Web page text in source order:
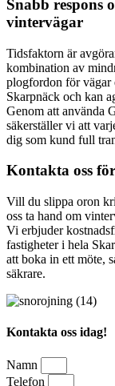
Snabb respons
vintervägar
Tidsfaktorn är
kombination av
plogfordon för vägar
Skarpnäck och kan
Genom att använda
säkerställer vi att
dig som kund full
Kontakta oss
Vill du slippa oron
oss ta hand om
Vi erbjuder
fastigheter i hela
att boka in ett möte,
säkrare.
Kontakta oss idag!
Namn
Telefon